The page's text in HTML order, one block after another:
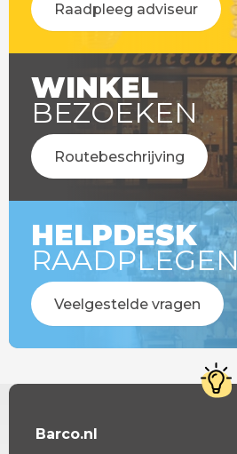
Raadpleeg adviseur
WINKEL
BEZOEKEN
Routebeschrijving
HELPDESK
RAADPLEGEN
Veelgestelde vragen
Barco.nl